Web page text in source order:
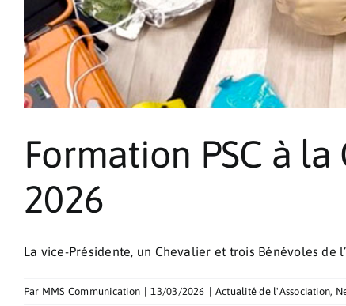
Formation PSC à
2026
La vice-Présidente, un Chevalier et trois Bénévoles de
Par MMS Communication 13/03/2026 Actualité de l'Association,